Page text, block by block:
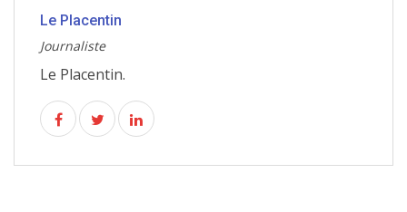
Le Placentin
Journaliste
Le Placentin.